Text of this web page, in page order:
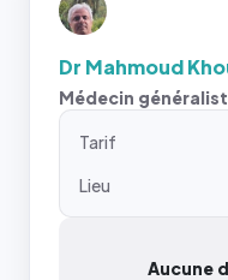
Dr Mahmoud
Médecin
Tarif
Lieu
Aucune